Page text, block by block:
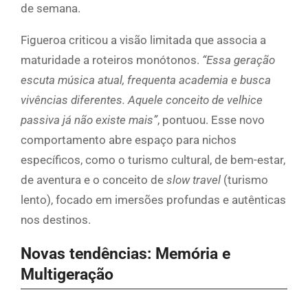
de semana.
Figueroa criticou a visão limitada que associa a
maturidade a roteiros monótonos. “Essa geração
escuta música atual, frequenta academia e busca
vivências diferentes. Aquele conceito de velhice
passiva já não existe mais”, pontuou. Esse novo
comportamento abre espaço para nichos
específicos, como o turismo cultural, de bem-estar,
de aventura e o conceito de slow travel (turismo
lento), focado em imersões profundas e autênticas
nos destinos.
Novas tendências: Memória e
Multigeração